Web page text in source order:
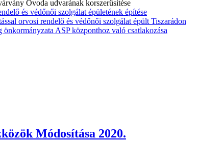
Óvoda udvarának korszerűsítése
és védőnői szolgálat épületének építése
orvosi rendelő és védőnői szolgálat épült Tiszarádon
ASP központhoz való csatlakozása
Módosítása 2020.